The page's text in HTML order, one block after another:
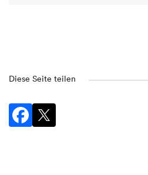
Diese Seite teilen